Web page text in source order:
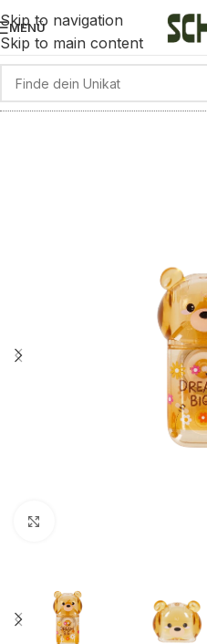
Skip to navigation
Skip to main content
MENÜ